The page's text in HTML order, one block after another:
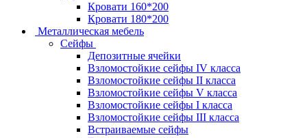
Кровати 160*200
Кровати 180*200
Металлическая мебель
Сейфы
Депозитные ячейки
Взломостойкие сейфы IV класса
Взломостойкие сейфы II класса
Взломостойкие сейфы V класса
Взломостойкие сейфы I класса
Взломостойкие сейфы III класса
Встраиваемые сейфы